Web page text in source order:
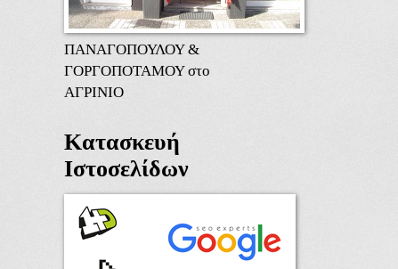
ΠΑΝΑΓΟΠΟΥΛΟΥ &
ΓΟΡΓΟΠΟΤΑΜΟΥ στο
ΑΓΡΙΝΙΟ
Κατασκευή
Ιστοσελίδων